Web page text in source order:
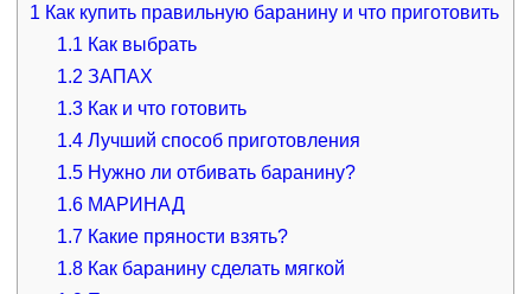
1 Как купить правильную баранину и что приготовить
1.1 Как выбрать
1.2 ЗАПАХ
1.3 Как и что готовить
1.4 Лучший способ приготовления
1.5 Нужно ли отбивать баранину?
1.6 МАРИНАД
1.7 Какие пряности взять?
1.8 Как баранину сделать мягкой